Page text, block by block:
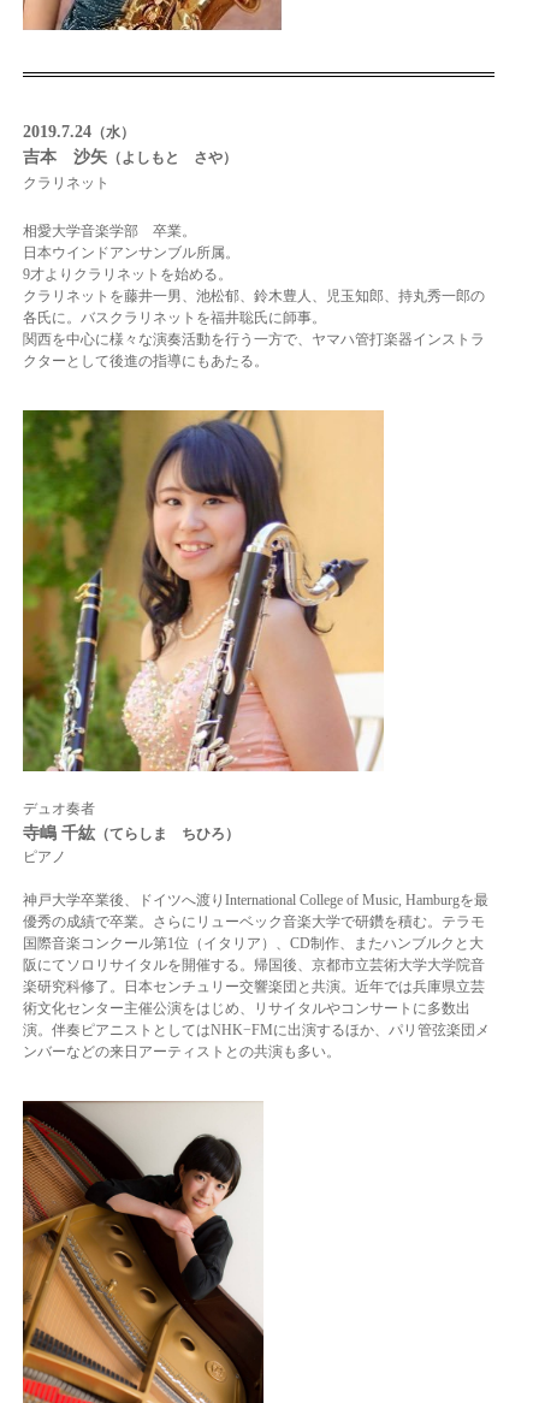
2019.7.24（水）
吉本 沙矢（よしもと さや）
クラリネット
相愛大学音楽学部 卒業。
日本ウインドアンサンブル所属。
9才よりクラリネットを始める。
クラリネットを藤井一男、池松郁、鈴木豊人、児玉知郎、持丸秀一郎の
各氏に。バスクラリネットを福井聡氏に師事。
関西を中心に様々な演奏活動を行う一方で、ヤマハ管打楽器インストラ
クターとして後進の指導にもあたる。
デュオ奏者
寺嶋 千紘（てらしま ちひろ）
ピアノ
神戸大学卒業後、ドイツへ渡りInternational College of Music, Hamburgを最
優秀の成績で卒業。さらにリューベック音楽大学で研鑽を積む。テラモ
国際音楽コンクール第1位（イタリア）、CD制作、またハンブルクと大
阪にてソロリサイタルを開催する。帰国後、京都市立芸術大学大学院音
楽研究科修了。日本センチュリー交響楽団と共演。近年では兵庫県立芸
術文化センター主催公演をはじめ、リサイタルやコンサートに多数出
演。伴奏ピアニストとしてはNHK−FMに出演するほか、パリ管弦楽団メ
ンバーなどの来日アーティストとの共演も多い。